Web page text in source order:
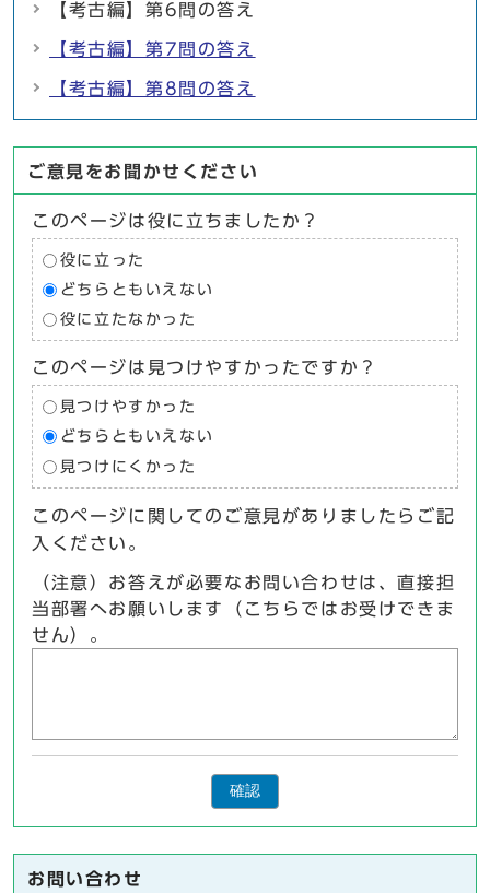
【考古編】第6問の答え
【考古編】第7問の答え
【考古編】第8問の答え
ご意見をお聞かせください
このページは役に立ちましたか？
役に立った
どちらともいえない
役に立たなかった
このページは見つけやすかったですか？
見つけやすかった
どちらともいえない
見つけにくかった
このページに関してのご意見がありましたらご記
入ください。
（注意）お答えが必要なお問い合わせは、直接担
当部署へお願いします（こちらではお受けできま
せん）。
確認
お問い合わせ